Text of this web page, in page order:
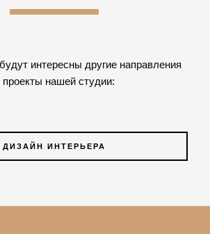
интересны другие направления
проекты нашей студии:
ДИЗАЙН ИНТЕРЬЕРА